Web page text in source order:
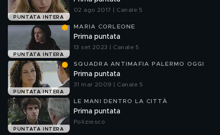
PUNTATA INTERA
02 ago 2017 | Canale 5
PUNTATA INTERA
MARIA CORLEONE
Prima puntata
13 set 2023 | Canale 5
PUNTATA INTERA
SQUADRA ANTIMAFIA PALERMO OGGI
Prima puntata
31 mar 2009 | Canale 5
PUNTATA INTERA
LE MANI DENTRO LA CITTÀ
Prima puntata
Poliziesco